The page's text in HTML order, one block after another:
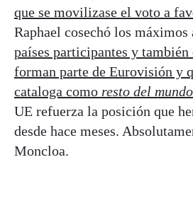
que se movilizase el voto a
Raphael cosechó los máximos
países participantes y también
forman parte de Eurovisión y
cataloga como resto del mundo
UE refuerza la posición que
desde hace meses.
Moncloa.